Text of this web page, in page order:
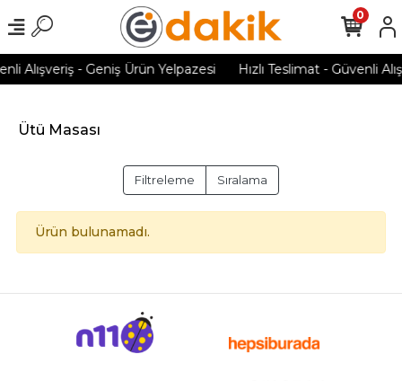
Alışveriş - Geniş Ürün Yelpazesi Hızlı Teslimat - Güvenli
0
Ütü Masası
Filtreleme Sıralama
Ürün bulunamadı.